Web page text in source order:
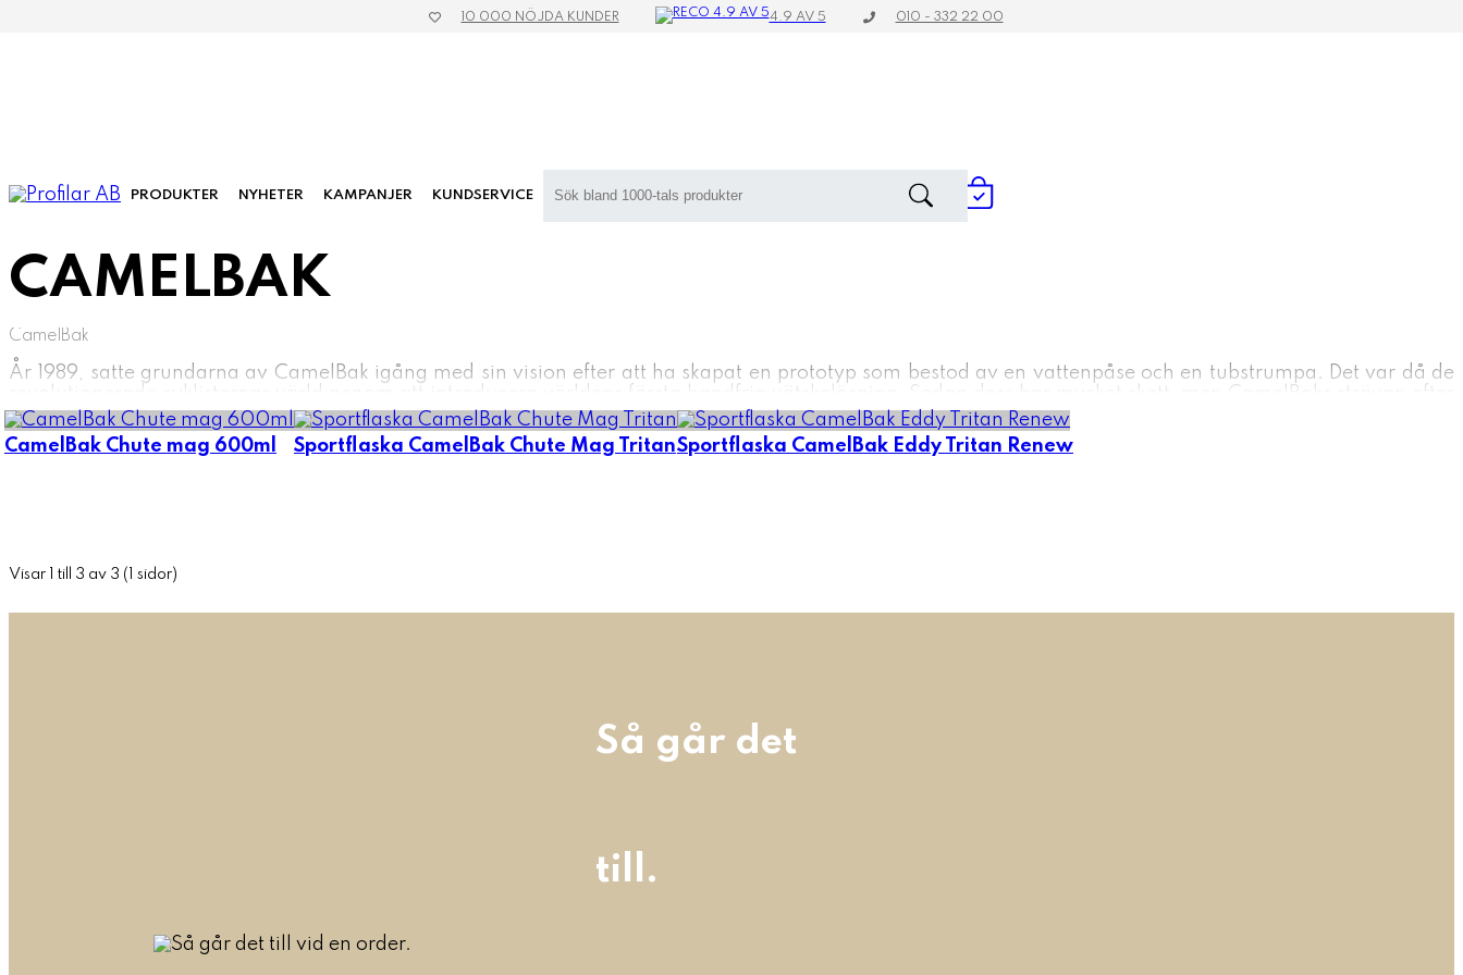
10 000 NÖJDA KUNDER 4.9 AV 5 010 - 332 22 00
PRODUKTER NYHETER KAMPANJER KUNDSERVICE
CAMELBAK
CamelBak
År 1989, satte grundarna av CamelBak igång med sin vision efter att ha skapat en prototyp som bestod av en vattenpåse och en tubstrumpa. Det var då de
innovation och högkvalitativa produkter har förblivit konstant. I dag är CamelBak ett känt namn och marknadsledare inom kategorin vätsketillförsel med ett
brett utbud av dryckesprodukter.
CamelBak Chute mag 600ml Sportflaska CamelBak Chute Mag TritanSportflaska CamelBak Eddy Tritan Renew
Visar 1 till 3 av 3 (1 sidor)
Så går det
till.